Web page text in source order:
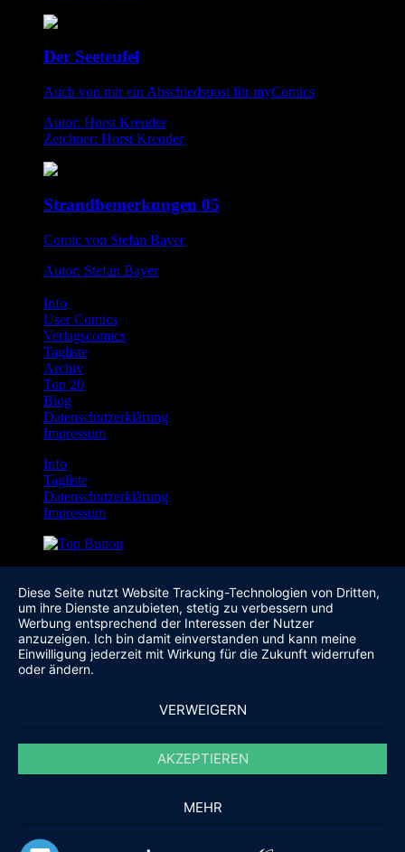
Der Seeteufel
Auch von mir ein Abschiedspost für myComics
Autor: Horst Kreuder
Zeichner: Horst Kreuder
Strandbemerkungen 05
Comic von Stefan Bayer
Autor: Stefan Bayer
Info
User Comics
Verlagscomics
Tagliste
Archiv
Top 20
Blog
Datenschutzerklärung
Impressum
Info
Tagliste
Datenschutzerklärung
Impressum
Diese Seite nutzt Website Tracking-Technologien von Dritten,
um ihre Dienste anzubieten, stetig zu verbessern und
Werbung entsprechend der Interessen der Nutzer
anzuzeigen. Ich bin damit einverstanden und kann meine
Einwilligung jederzeit mit Wirkung für die Zukunft widerrufen
oder ändern.
VERWEIGERN
AKZEPTIEREN
MEHR